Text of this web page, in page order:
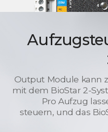
Output Module kann
mit dem BioStar 2-
Pro Aufzug
steuern, und das